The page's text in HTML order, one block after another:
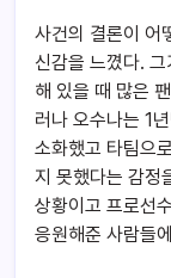
사건의 결론이 어
신감을 느꼈다.
해 있을 때 많은
러나 오수나는 1
소화했고 타팀으
지 못했다는 감정
상황이고 프로선
응원해준 사람들